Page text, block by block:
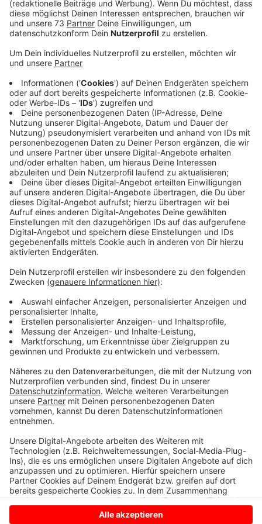
Ein Jugendlicher hatte nach einem Streit
gezündelt
Anzeige
Nach bisherigem Ermittlungsstand gab es auf dem
Rebhunweg, in der Nähe des Klostersees, einen Streit
zwischen den Bewohnern eines Hauses. Ein 17-
Jähriger soll nach dem Streit im Gebäude gezündelt
haben. Kräfte der Feuerwehr löschten die Flammen.
Polizeibeamte konnten den Jugendlichen noch am
Haus antreffen. Sie brachten ihn zunächst in die
Polizeiwache in Borken, von wo der geständige
Tatverdächtige später in eine jugendpsychiatrische
Einrichtung eingeliefert wurde. Die weiteren
Ermittlungen zu den Einzelheiten der Entstehung des
beschlagnahmt und es wurde auch ein
zeitnah ein genaueres Bild machen. Die Höhe des
entstandenen Sachschadens lässt sich aktuell noch
nicht benennen. Das Gebäude selbst ist nicht mehr
bewohnbar und es wurden auch mehrere Autos in
Anzeige
Anzeige